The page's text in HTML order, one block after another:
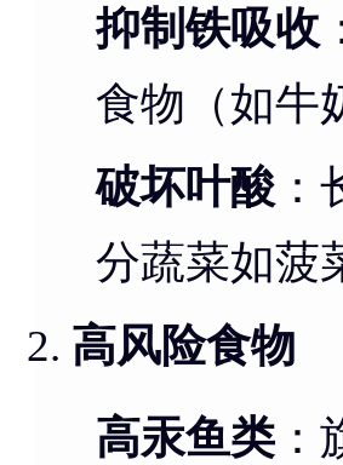
抑制铁吸收
食物（如牛
破坏叶酸
分蔬菜如菠
高风险食物
高汞鱼类